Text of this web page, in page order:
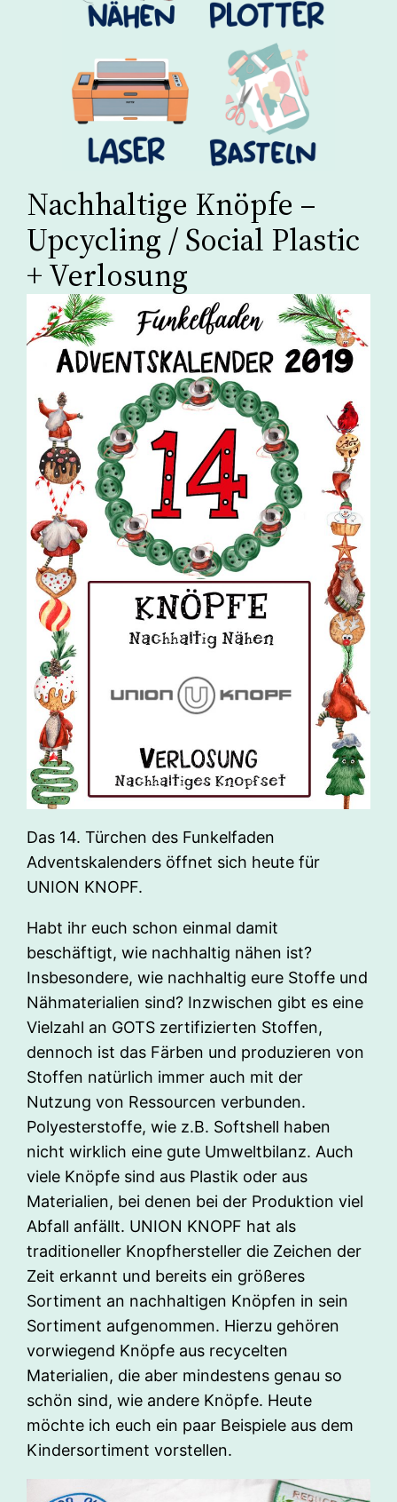
Nachhaltige Knöpfe –
Upcycling / Social Plastic
+ Verlosung
Das 14. Türchen des Funkelfaden
Adventskalenders öffnet sich heute für
UNION KNOPF.
Habt ihr euch schon einmal damit
beschäftigt, wie nachhaltig nähen ist?
Insbesondere, wie nachhaltig eure Stoffe und
Nähmaterialien sind? Inzwischen gibt es eine
Vielzahl an GOTS zertifizierten Stoffen,
dennoch ist das Färben und produzieren von
Stoffen natürlich immer auch mit der
Nutzung von Ressourcen verbunden.
Polyesterstoffe, wie z.B. Softshell haben
nicht wirklich eine gute Umweltbilanz. Auch
viele Knöpfe sind aus Plastik oder aus
Materialien, bei denen bei der Produktion viel
Abfall anfällt. UNION KNOPF hat als
traditioneller Knopfhersteller die Zeichen der
Zeit erkannt und bereits ein größeres
Sortiment an nachhaltigen Knöpfen in sein
Sortiment aufgenommen. Hierzu gehören
vorwiegend Knöpfe aus recycelten
Materialien, die aber mindestens genau so
schön sind, wie andere Knöpfe. Heute
möchte ich euch ein paar Beispiele aus dem
Kindersortiment vorstellen.